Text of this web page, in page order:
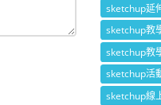
sketchup延
sketchup教
sketchup教
sketchup活
sketchup線